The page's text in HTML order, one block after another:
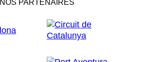
NOS PARTENAIRES